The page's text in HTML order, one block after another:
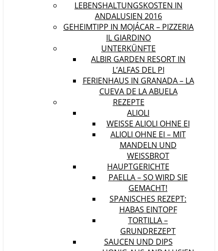
LEBENSHALTUNGSKOSTEN IN
ANDALUSIEN 2016
GEHEIMTIPP IN MOJÁCAR – PIZZERIA
IL GIARDINO
UNTERKÜNFTE
ALBIR GARDEN RESORT IN
L’ALFAS DEL PI
FERIENHAUS IN GRANADA – LA
CUEVA DE LA ABUELA
REZEPTE
ALIOLI
WEISSE ALIOLI OHNE EI
ALIOLI OHNE EI – MIT
MANDELN UND
WEISSBROT
HAUPTGERICHTE
PAELLA – SO WIRD SIE
GEMACHT!
SPANISCHES REZEPT:
HABAS EINTOPF
TORTILLA –
GRUNDREZEPT
SAUCEN UND DIPS